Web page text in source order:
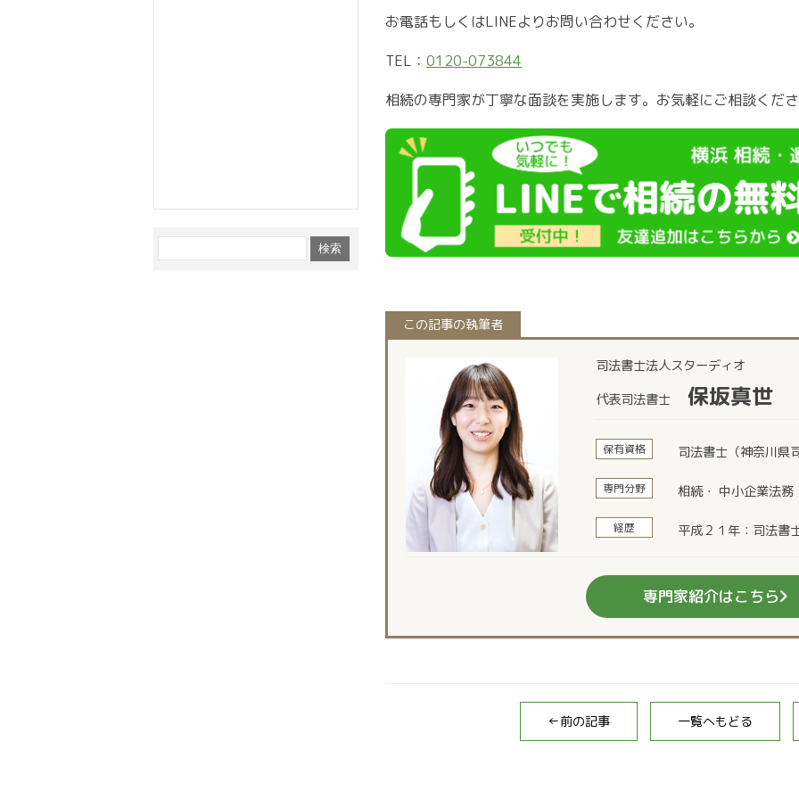
お電話もしくはLINEよりお問い合わせください。
TEL： 0120-073844
相続の専門家が丁寧な面談を実施します。お気軽にご相談くだ
この記事の執筆者
司法書士法人スターディオ
代表司法書士
保坂真世
保有資格 司法書士（神奈川県
専門分野 相続・ 中小企業法務
経歴 平成２１年：司法書
専門家紹介はこちら
←前の記事 一覧へもどる